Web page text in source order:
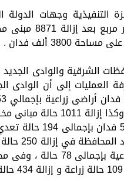
التنفيذية وجهات الدولة
الموجة 20 في
الشرقية والوادى
الدولة ، واسترداد 501